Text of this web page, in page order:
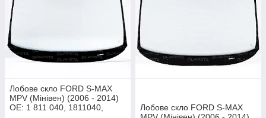
Лобове скло FORD S-MAX
MPV (Мінівен) (2006 - 2014)
OE: 1 811 040, 1811040,
Лобове скло FORD S-MAX